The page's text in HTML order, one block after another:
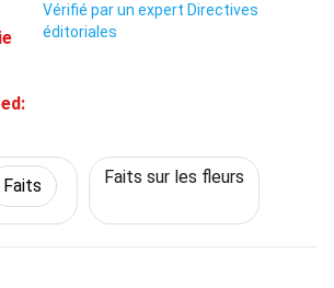
Vérifié par un expert Directives
éditoriales
Faits Faits sur les fleurs